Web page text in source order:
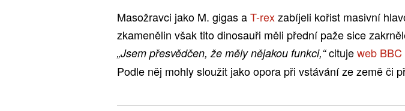
Masožravci jako M. gigas aT-rexzabíjeli kořist masivní
zkamenělin však tito dinosauři měli přední paže sice
„Jsem přesvědčen, že měly nějakou funkci,“citujeweb
Podle něj mohly sloužit jako opora při vstávání ze země či